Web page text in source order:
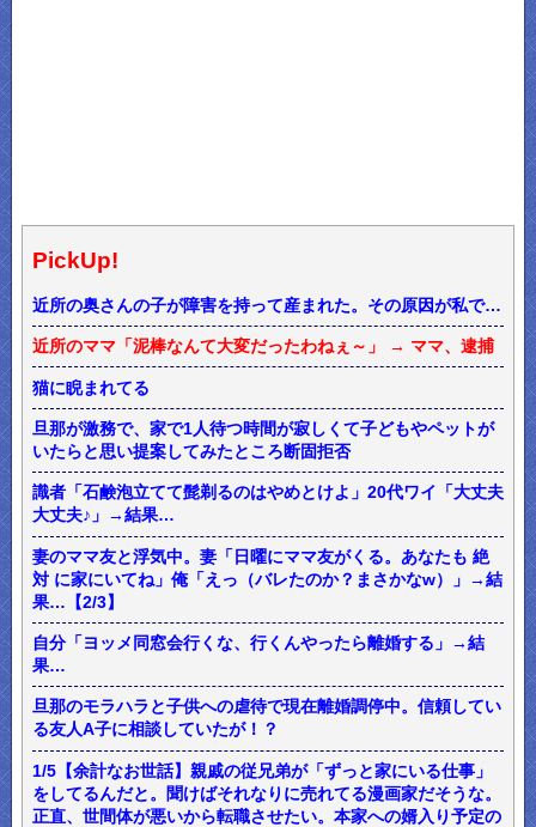
PickUp!
近所の奥さんの子が障害を持って産まれた。その原因が私で…
近所のママ「泥棒なんて大変だったわねぇ～」 → ママ、逮捕
猫に睨まれてる
旦那が激務で、家で1人待つ時間が寂しくて子どもやペットが
いたらと思い提案してみたところ断固拒否
識者「石鹸泡立てて髭剃るのはやめとけよ」20代ワイ「大丈夫
大丈夫♪」→結果…
妻のママ友と浮気中。妻「日曜にママ友がくる。あなたも 絶
対 に家にいてね」俺「えっ（バレたのか？まさかなw）」→結
果…【2/3】
自分「ヨッメ同窓会行くな、行くんやったら離婚する」→結
果…
旦那のモラハラと子供への虐待で現在離婚調停中。信頼してい
る友人A子に相談していたが！？
1/5【余計なお世話】親戚の従兄弟が「ずっと家にいる仕事」
をしてるんだと。聞けばそれなりに売れてる漫画家だそうな。
正直、世間体が悪いから転職させたい。本家への婿入り予定の